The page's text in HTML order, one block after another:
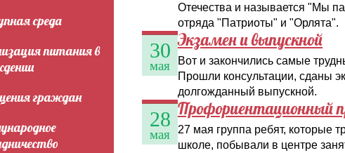
среда
питания в
граждан
Отечества и называется "Мы
отряда "Патриоты" и "Орлята".
30
мая
Экзамен и выпускной
Вот и закончились самые
Прошли консультации, сданы
долгожданный выпускной.
28
мая
Профориентационный
27 мая группа ребят, которые
школе, побывали в центре